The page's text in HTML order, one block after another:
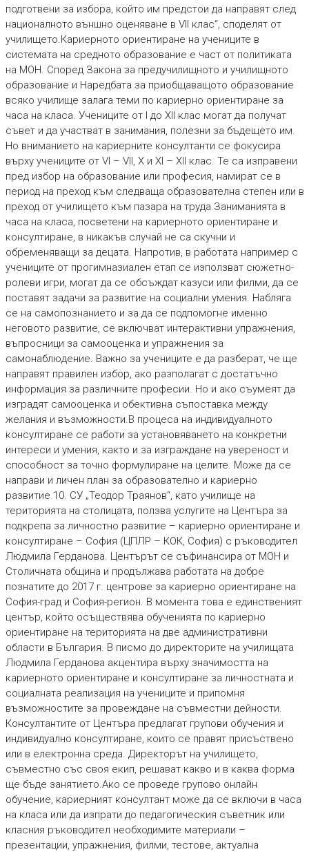
подготвени за избора, който им предстои да направят след
националното външно оценяване в VII клас“, споделят от
училището.Кариерното ориентиране на учениците в
системата на средното образование е част от политиката
на МОН. Според Закона за предучилищното и училищното
образование и Наредбата за приобщаващото образование
всяко училище залага теми по кариерно ориентиране за
часа на класа. Учениците от I до XII клас могат да получат
съвет и да участват в занимания, полезни за бъдещето им.
Но вниманието на кариерните консултанти се фокусира
върху учениците от VI – VII, X и XI – XII клас. Те са изправени
пред избор на образование или професия, намират се в
период на преход към следваща образователна степен или в
преход от училището към пазара на труда.Заниманията в
часа на класа, посветени на кариерното ориентиране и
консултиране, в никакъв случай не са скучни и
обременяващи за децата. Напротив, в работата например с
учениците от прогимназиален етап се използват сюжетно-
ролеви игри, могат да се обсъждат казуси или филми, да се
поставят задачи за развитие на социални умения. Набляга
се на самопознанието и за да се подпомогне именно
неговото развитие, се включват интерактивни упражнения,
въпросници за самооценка и упражнения за
самонаблюдение. Важно за учениците е да разберат, че ще
направят правилен избор, ако разполагат с достатъчно
информация за различните професии. Но и ако съумеят да
изградят самооценка и обективна съпоставка между
желания и възможности.В процеса на индивидуалното
консултиране се работи за установяването на конкретни
интереси и умения, както и за изграждане на увереност и
способност за точно формулиране на целите. Може да се
направи и личен план за образователно и кариерно
развитие.10. СУ „Теодор Траянов“, като училище на
територията на столицата, ползва услугите на Центъра за
подкрепа за личностно развитие – кариерно ориентиране и
консултиране – София (ЦПЛР – КОК, София) с ръководител
Людмила Герданова. Центърът се съфинансира от МОН и
Столичната община и продължава работата на добре
познатите до 2017 г. центрове за кариерно ориентиране на
София-град и София-регион. В момента това е единственият
център, който осъществява обученията по кариерно
ориентиране на територията на две административни
области в България. В писмо до директорите на училищата
Людмила Герданова акцентира върху значимостта на
кариерното ориентиране и консултиране за личностната и
социалната реализация на учениците и припомня
възможностите за провеждане на съвместни дейности.
Консултантите от Центъра предлагат групови обучения и
индивидуално консултиране, които се правят присъствено
или в електронна среда. Директорът на училището,
съвместно със своя екип, решават какво и в каква форма
ще бъде занятието.Ако се проведе групово онлайн
обучение, кариерният консултант може да се включи в часа
на класа или да изпрати до педагогическия съветник или
класния ръководител необходимите материали –
презентации, упражнения, филми, тестове, актуална